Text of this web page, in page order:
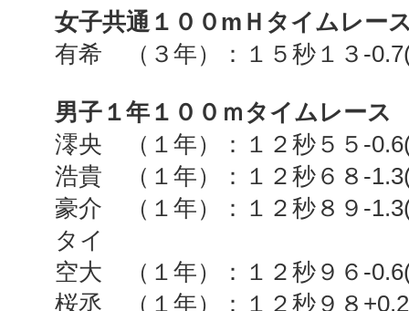
女子共通１００ m Ｈタイムレー
有希 （３年）：１５秒１３ -
男子１年１００ｍタイムレース
澪央 （１年）：１２秒５５ -
浩貴 （１年）：１２秒６８ -
豪介 （１年）：１２秒８９ -
タイ
空大 （１年）：１２秒９６ -
桜丞 （１年）：１２秒９８